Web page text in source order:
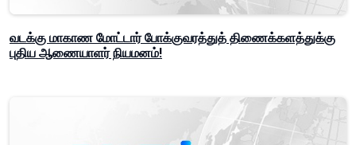
வடக்கு மாகாண மோட்டார் போக்குவரத்துத் திணைக்களத்துக்கு
புதிய ஆணையாளர் நியமனம்!